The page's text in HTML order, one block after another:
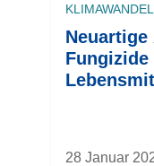
28 Januar